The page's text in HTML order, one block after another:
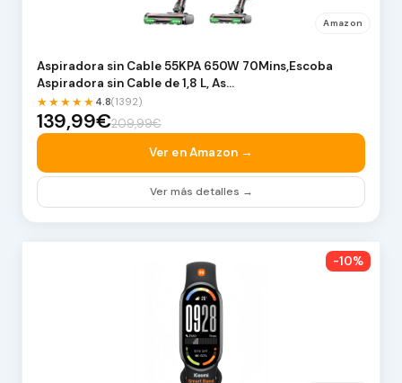
Amazon
Aspiradora sin Cable 55KPA 650W 70Mins,Escoba
Aspiradora sin Cable de 1,8 L, As…
★★★★★ 4.8(1392)
139,99€209,99€
Ver en Amazon →
Ver más detalles →
-10%